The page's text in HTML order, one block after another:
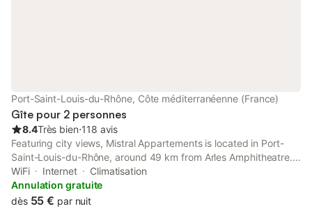
Port-Saint-Louis-du-Rhône, Côte méditerranéenne (France)
Gîte pour 2 personnes
8.4Très bien⋅118 avis
Featuring city views, Mistral Appartements is located in Port-
Saint-Louis-du-Rhône, around 49 km from Arles Amphitheatre.
This 2-star apartment features free WiFi and a garden. The
apartment features family rooms.
WiFi Internet
Climatisation
Annulation gratuite
dès 55 € par nuit